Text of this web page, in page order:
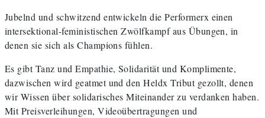
Jubelnd und schwitzend entwickeln die Performerx einen
intersektional-feministischen Zwölfkampf aus Übungen, in
denen sie sich als Champions fühlen.
Es gibt Tanz und Empathie, Solidarität und Komplimente,
dazwischen wird geatmet und den Heldx Tribut gezollt, denen
wir Wissen über solidarisches Miteinander zu verdanken haben.
Mit Preisverleihungen, Videoübertragungen und